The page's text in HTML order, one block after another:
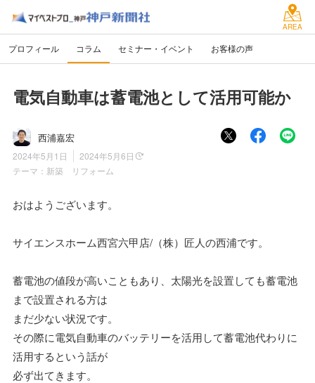
AREA
プロフィール コラム セミナー・イベント お客様の声
電気自動車は蓄電池として活用可能か
西浦嘉宏
2024年5月1日
2024年5月6日
テーマ： 新築 リフォーム
おはようございます。
サイエンスホーム西宮六甲店/（株）匠人の西浦です。
蓄電池の値段が高いこともあり、太陽光を設置しても蓄電池
まで設置される方は
まだ少ない状況です。
その際に電気自動車のバッテリーを活用して蓄電池代わりに
活用するという話が
必ず出てきます。